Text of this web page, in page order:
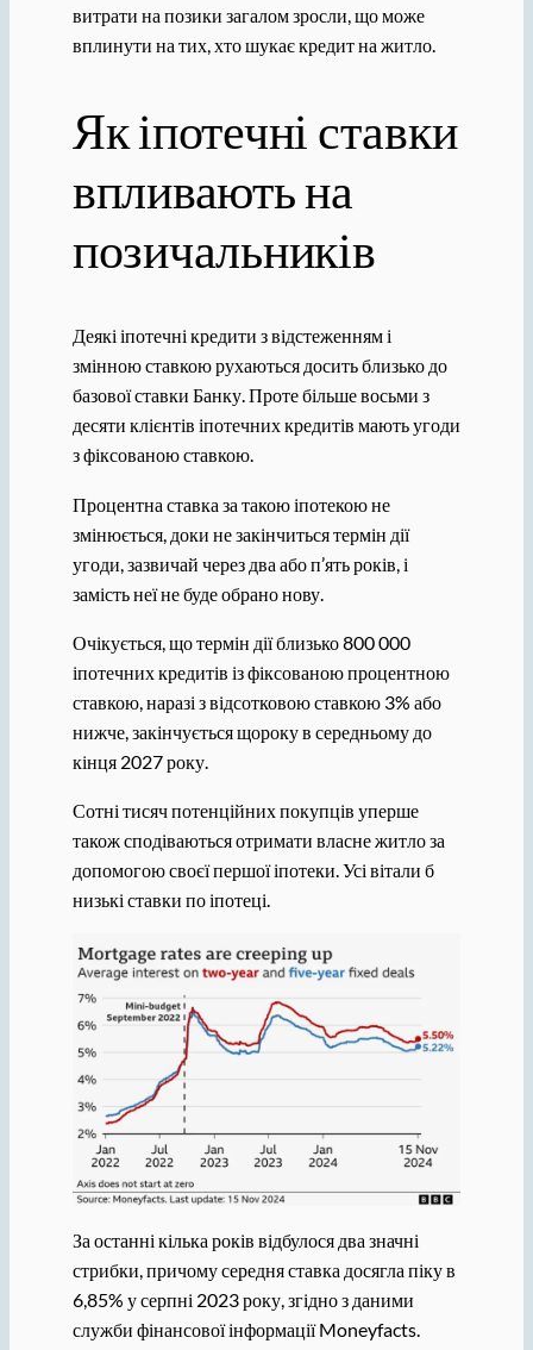
витрати на позики загалом зросли, що може
вплинути на тих, хто шукає кредит на житло.
Як іпотечні ставки
впливають на
позичальників
Деякі іпотечні кредити з відстеженням і
змінною ставкою рухаються досить близько до
базової ставки Банку. Проте більше восьми з
десяти клієнтів іпотечних кредитів мають угоди
з фіксованою ставкою.
Процентна ставка за такою іпотекою не
змінюється, доки не закінчиться термін дії
угоди, зазвичай через два або п’ять років, і
замість неї не буде обрано нову.
Очікується, що термін дії близько 800 000
іпотечних кредитів із фіксованою процентною
ставкою, наразі з відсотковою ставкою 3% або
нижче, закінчується щороку в середньому до
кінця 2027 року.
Сотні тисяч потенційних покупців уперше
також сподіваються отримати власне житло за
допомогою своєї першої іпотеки. Усі вітали б
низькі ставки по іпотеці.
За останні кілька років відбулося два значні
стрибки, причому середня ставка досягла піку в
6,85% у серпні 2023 року, згідно з даними
служби фінансової інформації Moneyfacts.